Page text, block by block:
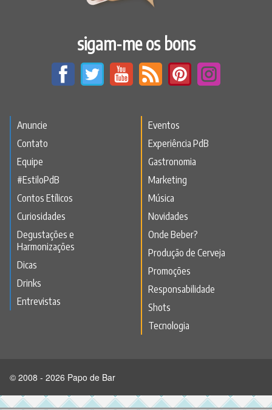
sigam-me os bons
Anuncie
Contato
Equipe
#EstiloPdB
Contos Etílicos
Curiosidades
Degustações e
Harmonizações
Dicas
Drinks
Entrevistas
Eventos
Experiência PdB
Gastronomia
Marketing
Música
Novidades
Onde Beber?
Produção de Cerveja
Promoções
Responsabilidade
Shots
Tecnologia
© 2008 - 2026 Papo de Bar